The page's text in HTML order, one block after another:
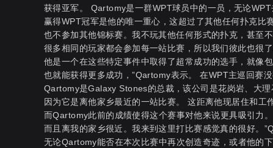
获得亚军。 Qartomy是一群WPT球员中的一员，无论
赢得WPT冠军是他的唯一重心，这超过了其他任何扑克比
也不参加其他锦标赛。我不玩其他任何形式的扑克，甚至
很多相同的玩家都会参加每一站比赛，所以我们彼此也很
他是一个在这些特定事件中取得了超常成功的选手，就像
也就能获得更多成功，”Qartomy表示。 在WPT主巡回赛
Qartomy是Galaxy Stones的总裁，该公司是花岗岩、大
因为它是离他家乡最近的一站比赛。 这距离他现居住和工
而Qartomy此前的成绩使得这个赛事对他来说更具吸引力
而且离我的家乡很近。我来到这里打比赛感觉真的很好。
无论Qartomy能否在本次比赛中再次创造奇迹，或者他的